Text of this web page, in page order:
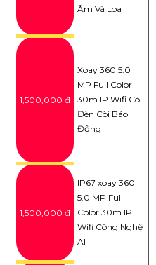
Âm Và Loa
1,500,000 ₫
Xoay 360 5.0
MP Full Color
30m IP Wifi Có
Đèn Còi Báo
Động
1,500,000 ₫
IP67 xoay 360
5.0 MP Full
Color 30m IP
Wifi Công Nghệ
AI